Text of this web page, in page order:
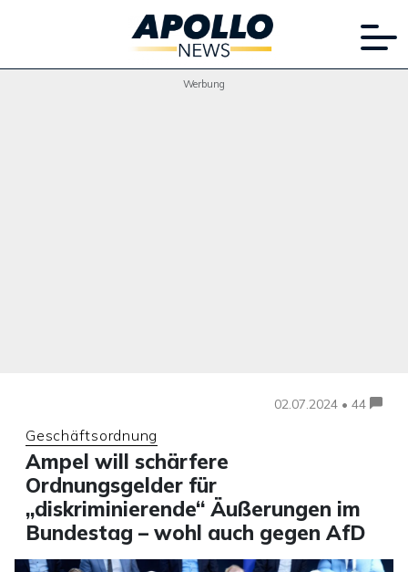
Werbung
02.07.2024 • 44
Geschäftsordnung
Ampel will schärfere
Ordnungsgelder für
„diskriminierende“ Äußerungen im
Bundestag – wohl auch gegen AfD